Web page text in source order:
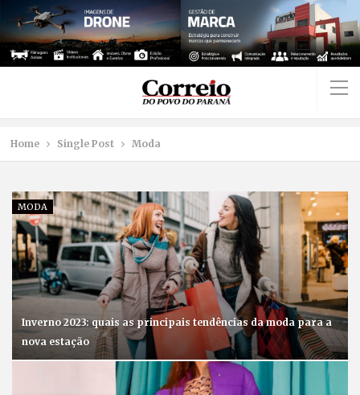
Home Single Post Moda
MODA
Inverno 2023: quais as principais tendências da moda para a
nova estação